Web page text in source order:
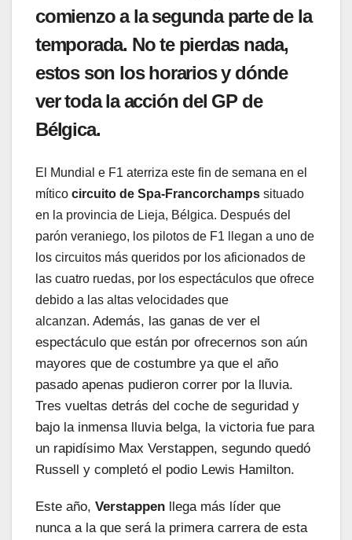
comienzo a la segunda parte de la
temporada. No te pierdas nada,
estos son los horarios y dónde
ver toda la acción del GP de
Bélgica.
El Mundial e F1 aterriza este fin de semana en el
mítico circuito de Spa-Francorchamps situado
en la provincia de Lieja, Bélgica. Después del
parón veraniego, los pilotos de F1 llegan a uno de
los circuitos más queridos por los aficionados de
las cuatro ruedas, por los espectáculos que ofrece
debido a las altas velocidades que
alcanzan. Además, las ganas de ver el
espectáculo que están por ofrecernos son aún
mayores que de costumbre ya que el año
pasado apenas pudieron correr por la lluvia.
Tres vueltas detrás del coche de seguridad y
bajo la inmensa lluvia belga, la victoria fue para
un rapidísimo Max Verstappen, segundo quedó
Russell y completó el podio Lewis Hamilton.
Este año, Verstappen llega más líder que
nunca a la que será la primera carrera de esta